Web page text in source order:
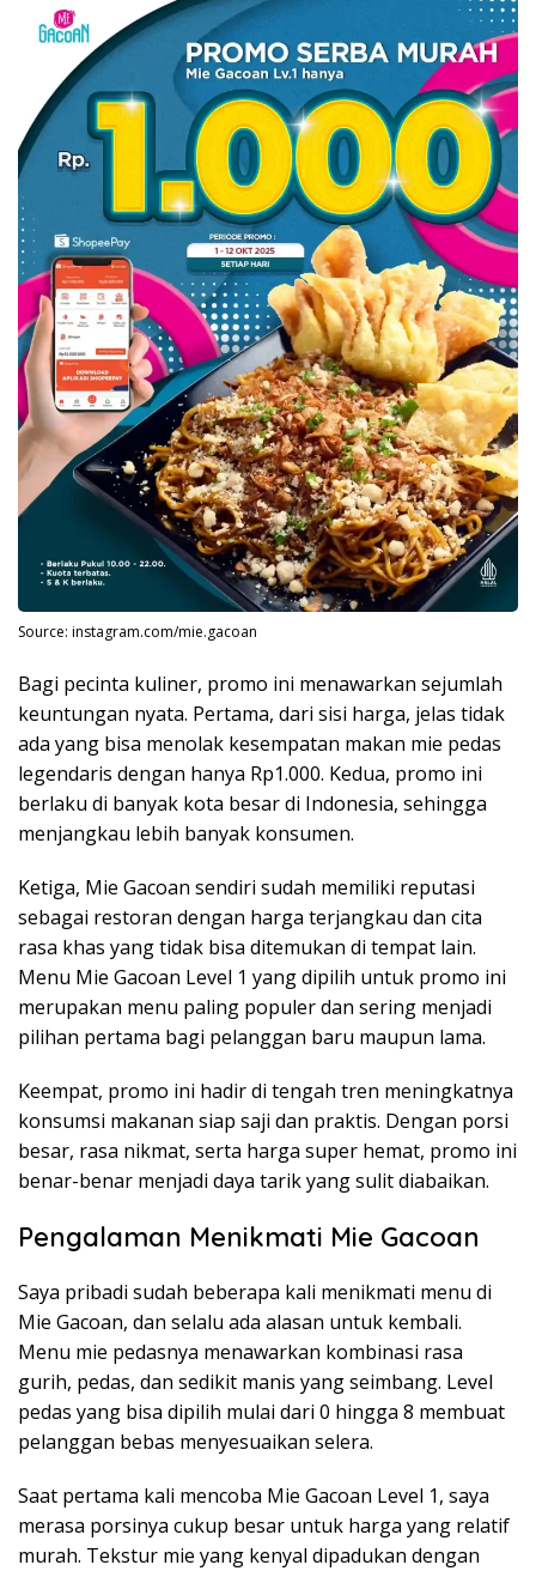
Source: instagram.com/mie.gacoan
Bagi pecinta kuliner, promo ini menawarkan sejumlah
keuntungan nyata. Pertama, dari sisi harga, jelas tidak
ada yang bisa menolak kesempatan makan mie pedas
legendaris dengan hanya Rp1.000. Kedua, promo ini
berlaku di banyak kota besar di Indonesia, sehingga
menjangkau lebih banyak konsumen.
Ketiga, Mie Gacoan sendiri sudah memiliki reputasi
sebagai restoran dengan harga terjangkau dan cita
rasa khas yang tidak bisa ditemukan di tempat lain.
Menu Mie Gacoan Level 1 yang dipilih untuk promo ini
merupakan menu paling populer dan sering menjadi
pilihan pertama bagi pelanggan baru maupun lama.
Keempat, promo ini hadir di tengah tren meningkatnya
konsumsi makanan siap saji dan praktis. Dengan porsi
besar, rasa nikmat, serta harga super hemat, promo ini
benar-benar menjadi daya tarik yang sulit diabaikan.
Pengalaman Menikmati Mie Gacoan
Saya pribadi sudah beberapa kali menikmati menu di
Mie Gacoan, dan selalu ada alasan untuk kembali.
Menu mie pedasnya menawarkan kombinasi rasa
gurih, pedas, dan sedikit manis yang seimbang. Level
pedas yang bisa dipilih mulai dari 0 hingga 8 membuat
pelanggan bebas menyesuaikan selera.
Saat pertama kali mencoba Mie Gacoan Level 1, saya
merasa porsinya cukup besar untuk harga yang relatif
murah. Tekstur mie yang kenyal dipadukan dengan